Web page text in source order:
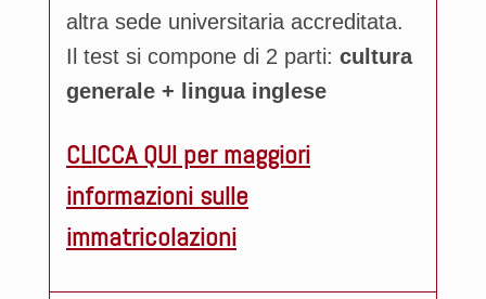
altra sede universitaria accreditata.
Il test si compone di 2 parti: cultura
generale + lingua inglese
CLICCA QUI per maggiori
informazioni sulle
immatricolazioni